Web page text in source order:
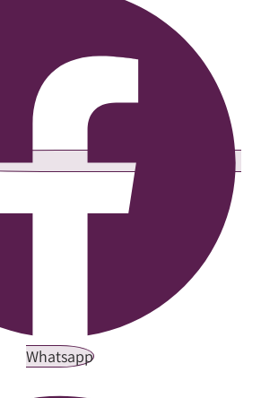
Whatsapp